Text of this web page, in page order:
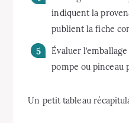
indiquent la
publient la fiche
Évaluer
pompe ou pinceau
Un petit tableau